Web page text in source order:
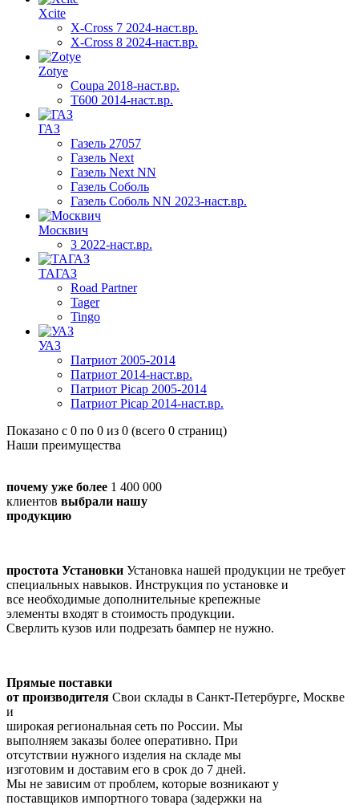
Xcite
X-Cross 7 2024-наст.вр.
X-Cross 8 2024-наст.вр.
Zotye
Coupa 2018-наст.вр.
T600 2014-наст.вр.
ГАЗ
Газель 27057
Газель Next
Газель Next NN
Газель Соболь
Газель Соболь NN 2023-наст.вр.
Москвич
3 2022-наст.вр.
ТАГАЗ
Road Partner
Tager
Tingo
УАЗ
Патриот 2005-2014
Патриот 2014-наст.вр.
Патриот Picap 2005-2014
Патриот Picap 2014-наст.вр.
Показано с 0 по 0 из 0 (всего 0 страниц)
Наши преимущества
почему уже более 1 400 000
клиентов выбрали нашу
продукцию
простота Установки Установка нашей продукции не требует
специальных навыков. Инструкция по установке и
все необходимые дополнительные крепежные
элементы входят в стоимость продукции.
Сверлить кузов или подрезать бампер не нужно.
Прямые поставки
от производителя Cвои склады в Санкт-Петербурге, Москве
и
широкая региональная сеть по России. Мы
выполняем заказы более оперативно. При
отсутствии нужного изделия на складе мы
изготовим и доставим его в срок до 7 дней.
Мы не зависим от проблем, которые возникают у
поставщиков импортного товара (задержки на